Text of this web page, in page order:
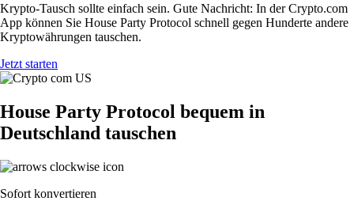
Krypto-Tausch sollte einfach sein. Gute Nachricht: In der Crypto.com
App können Sie House Party Protocol schnell gegen Hunderte andere
Kryptowährungen tauschen.
Jetzt starten
House Party Protocol bequem in
Deutschland tauschen
Sofort konvertieren